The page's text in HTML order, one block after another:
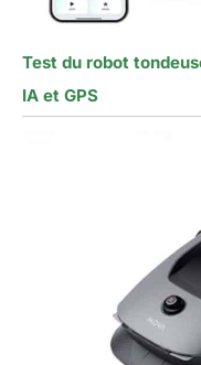
Test du robot
IA et GPS